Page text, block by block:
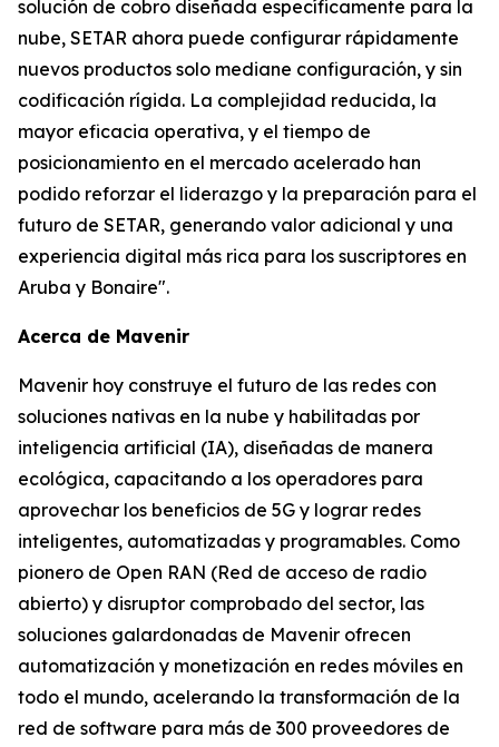
solución de cobro diseñada específicamente para la
nube, SETAR ahora puede configurar rápidamente
nuevos productos solo mediane configuración, y sin
codificación rígida. La complejidad reducida, la
mayor eficacia operativa, y el tiempo de
posicionamiento en el mercado acelerado han
podido reforzar el liderazgo y la preparación para el
futuro de SETAR, generando valor adicional y una
experiencia digital más rica para los suscriptores en
Aruba y Bonaire".
Acerca de Mavenir
Mavenir hoy construye el futuro de las redes con
soluciones nativas en la nube y habilitadas por
inteligencia artificial (IA), diseñadas de manera
ecológica, capacitando a los operadores para
aprovechar los beneficios de 5G y lograr redes
inteligentes, automatizadas y programables. Como
pionero de Open RAN (Red de acceso de radio
abierto) y disruptor comprobado del sector, las
soluciones galardonadas de Mavenir ofrecen
automatización y monetización en redes móviles en
todo el mundo, acelerando la transformación de la
red de software para más de 300 proveedores de